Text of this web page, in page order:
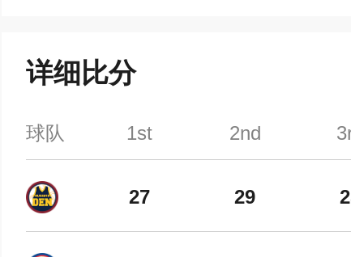
详细比分
球队 1st
27
2nd
29